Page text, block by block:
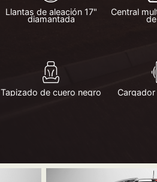
Llantas de aleación 17"
diamantada
Central
Tapizado de cuero negro